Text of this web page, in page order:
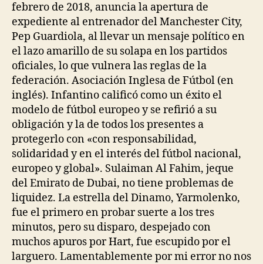
febrero de 2018, anuncia la apertura de
expediente al entrenador del Manchester City,
Pep Guardiola, al llevar un mensaje político en
el lazo amarillo de su solapa en los partidos
oficiales, lo que vulnera las reglas de la
federación. Asociación Inglesa de Fútbol (en
inglés). Infantino calificó como un éxito el
modelo de fútbol europeo y se refirió a su
obligación y la de todos los presentes a
protegerlo con «con responsabilidad,
solidaridad y en el interés del fútbol nacional,
europeo y global». Sulaiman Al Fahim, jeque
del Emirato de Dubai, no tiene problemas de
liquidez. La estrella del Dinamo, Yarmolenko,
fue el primero en probar suerte a los tres
minutos, pero su disparo, despejado con
muchos apuros por Hart, fue escupido por el
larguero. Lamentablemente por mi error no nos